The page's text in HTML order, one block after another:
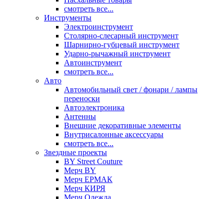
смотреть все...
Инструменты
Электроинструмент
Столярно-слесарный инструмент
Шарнирно-губцевый инструмент
Ударно-рычажный инструмент
Автоинструмент
смотреть все...
Авто
Автомобильный свет / фонари / лампы
переноски
Автоэлектроника
Антенны
Внешние декоративные элементы
Внутрисалонные аксессуары
смотреть все...
Звездные проекты
BY Street Couture
Мерч BY
Мерч ЕРМАК
Мерч КИРЯ
Мерч Одежда